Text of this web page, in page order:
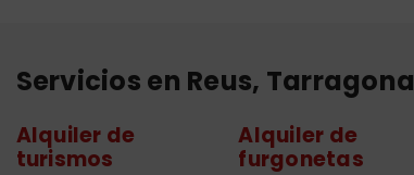
Servicios en Reus, Tarragona
Alquiler de
turismos
Alquiler de
furgonetas